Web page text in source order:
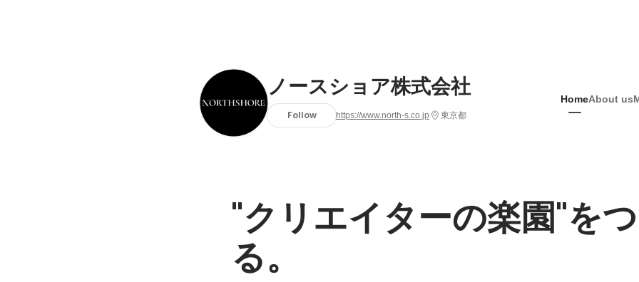
ノースショア株式会社
Follow https://www.north-s.co.jp 東京都
HomeAbout us
"クリエイターの楽園"をつ
る。